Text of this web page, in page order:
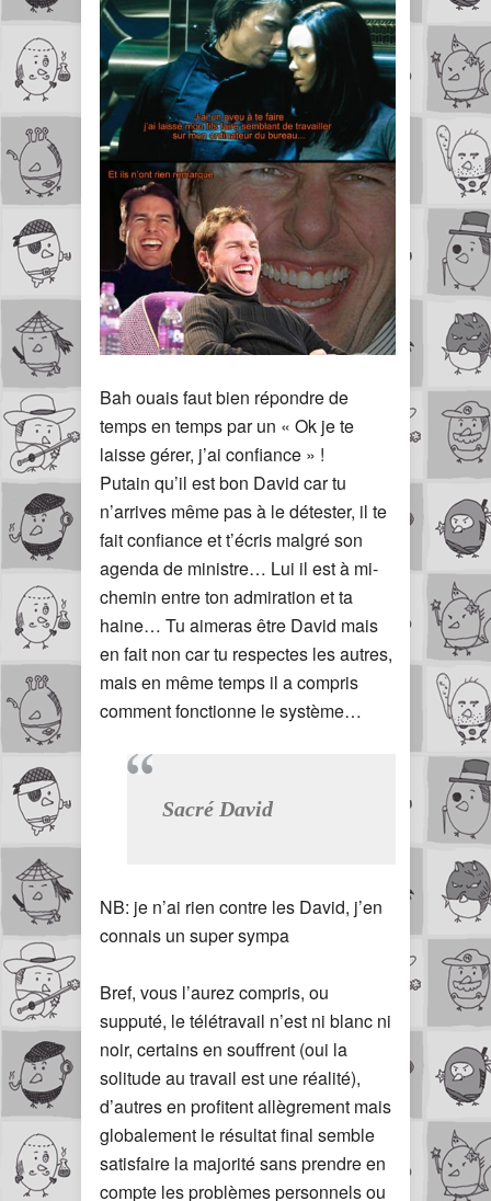
Bah ouais faut bien répondre de
temps en temps par un « Ok je te
laisse gérer, j’ai confiance » !
Putain qu’il est bon David car tu
n’arrives même pas à le détester, il te
fait confiance et t’écris malgré son
agenda de ministre… Lui il est à mi-
chemin entre ton admiration et ta
haine… Tu aimeras être David mais
en fait non car tu respectes les autres,
mais en même temps il a compris
comment fonctionne le système…
Sacré David
NB: je n’ai rien contre les David, j’en
connais un super sympa
Bref, vous l’aurez compris, ou
supputé, le télétravail n’est ni blanc ni
noir, certains en souffrent (oui la
solitude au travail est une réalité),
d’autres en profitent allègrement mais
globalement le résultat final semble
satisfaire la majorité sans prendre en
compte les problèmes personnels ou